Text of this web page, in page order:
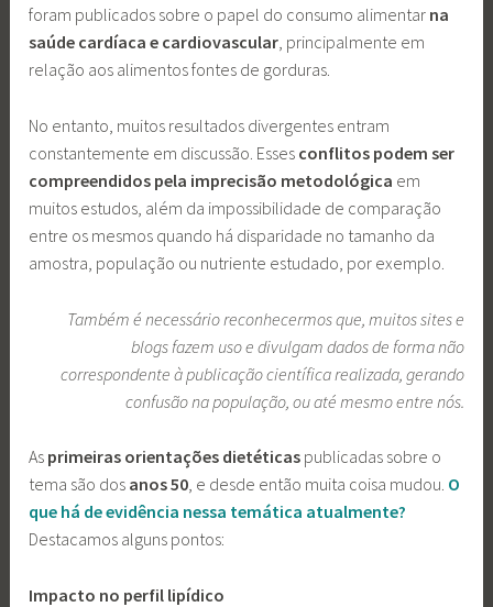
foram publicados sobre o papel do consumo alimentar na
saúde cardíaca e cardiovascular, principalmente em
relação aos alimentos fontes de gorduras.
No entanto, muitos resultados divergentes entram
constantemente em discussão. Esses conflitos podem ser
compreendidos pela imprecisão metodológica em
muitos estudos, além da impossibilidade de comparação
entre os mesmos quando há disparidade no tamanho da
amostra, população ou nutriente estudado, por exemplo.
Também é necessário reconhecermos que, muitos sites e
blogs fazem uso e divulgam dados de forma não
correspondente à publicação científica realizada, gerando
confusão na população, ou até mesmo entre nós.
As primeiras orientações dietéticas publicadas sobre o
tema são dos anos 50, e desde então muita coisa mudou. O
que há de evidência nessa temática atualmente?
Destacamos alguns pontos:
Impacto no perfil lipídico